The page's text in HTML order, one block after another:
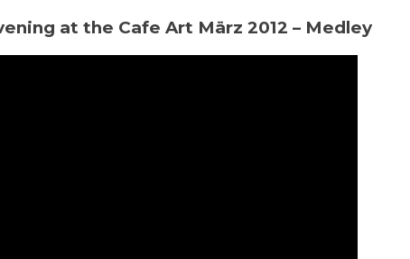
at the Cafe Art März 2012 – Medley